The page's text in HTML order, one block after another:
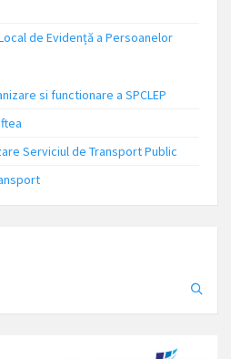
de Evidență a Persoanelor
si functionare a SPCLEP
Serviciul de Transport Public